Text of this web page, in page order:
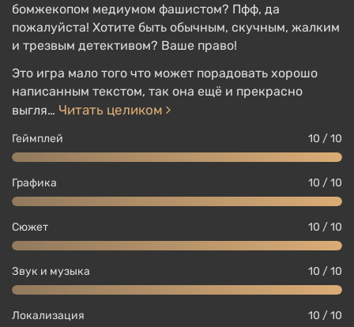
Детектив Гарри Дюбуа прибывает в Мартинес с
задачей расследовать странное убийство. Почти
жизненный кризис, он уходит в глубокий запой,
выйдя из которого не помнит ничего, кроме
умения общаться. С этого момента и начинается
бомжекопом медиумом фашистом? Пфф, да
пожалуйста! Хотите быть обычным, скучным, жалким
и трезвым детективом? Ваше право!
Это игра мало того что может порадовать хорошо
написанным текстом, так она ещё и прекрасно
выгля… Читать целиком
Геймплей 10 / 10
Графика 10 / 10
Сюжет 10 / 10
Звук и музыка 10 / 10
Локализация 10 / 10